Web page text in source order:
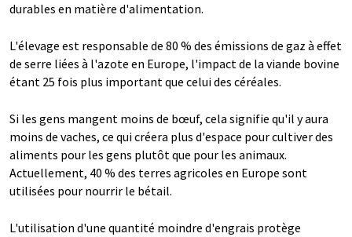
durables en matière d'alimentation.
L'élevage est responsable de 80 % des émissions de gaz à effet
de serre liées à l'azote en Europe, l'impact de la viande bovine
étant 25 fois plus important que celui des céréales.
Si les gens mangent moins de bœuf, cela signifie qu'il y aura
moins de vaches, ce qui créera plus d'espace pour cultiver des
aliments pour les gens plutôt que pour les animaux.
Actuellement, 40 % des terres agricoles en Europe sont
utilisées pour nourrir le bétail.
L'utilisation d'une quantité moindre d'engrais protège